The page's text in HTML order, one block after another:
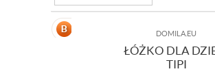
DOMILA.EU
ŁÓŻKO DLA
TIPI